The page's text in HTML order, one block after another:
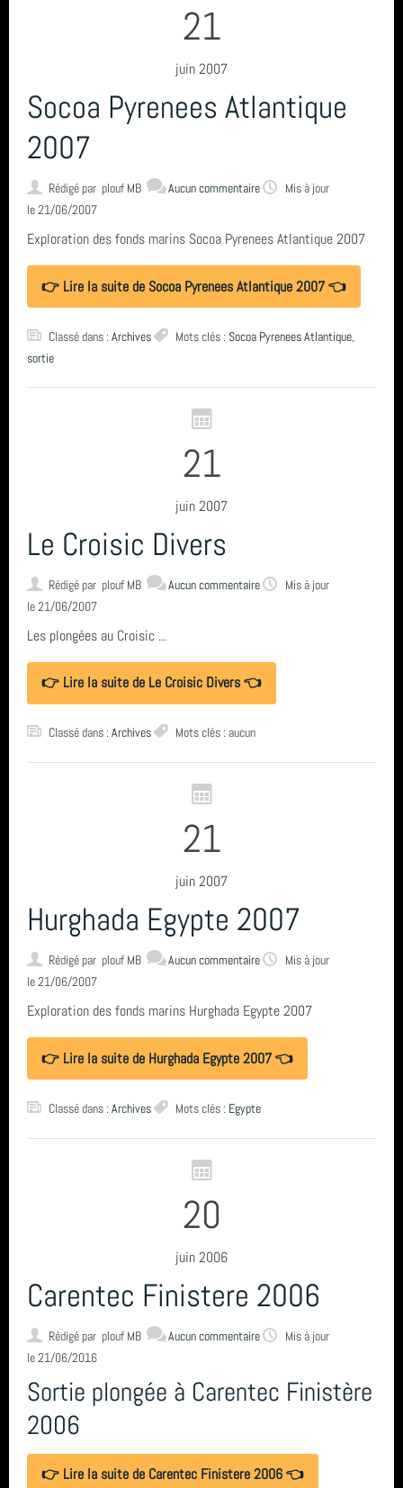
21
juin 2007
Socoa Pyrenees Atlantique
2007
Rédigé parplouf MB Aucun commentaire
Mis à jour
le 21/06/2007
Exploration des fonds marins Socoa Pyrenees Atlantique 2007
👉 Lire la suite de Socoa Pyrenees Atlantique 2007 👈
Classé dans :Archives Mots clés : Socoa Pyrenees Atlantique
sortie
21
juin 2007
Le Croisic Divers
Rédigé parplouf MB Aucun commentaire
Mis à jour
le 21/06/2007
Les plongées au Croisic ...
👉 Lire la suite de Le Croisic Divers 👈
Classé dans :Archives Mots clés : aucun
21
juin 2007
Hurghada Egypte 2007
Rédigé parplouf MB Aucun commentaire
Mis à jour
le 21/06/2007
Exploration des fonds marins Hurghada Egypte 2007
👉 Lire la suite de Hurghada Egypte 2007 👈
Classé dans :Archives Mots clés : Egypte
20
juin 2006
Carentec Finistere 2006
Rédigé parplouf MB Aucun commentaire
Mis à jour
le 21/06/2016
Sortie plongée à Carentec Finistère
2006
👉 Lire la suite de Carentec Finistere 2006 👈